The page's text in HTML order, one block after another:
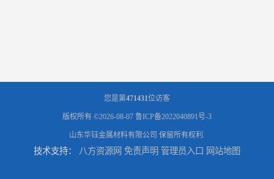
您是第471431位访客
版权所有 ©2026-08-07 鲁ICP备2022040891号-3
山东华钰金属材料有限公司 保留所有权利.
技术支持： 八方资源网 免责声明 管理员入口 网站地图